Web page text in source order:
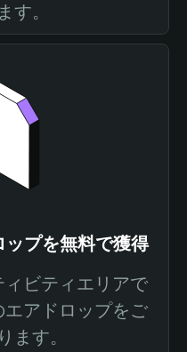
す。
プを無料で獲得
ビティエリアで
アドロップをご
ます。